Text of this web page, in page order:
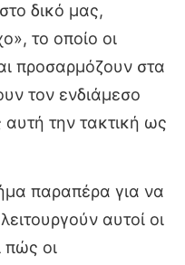
δικό μας,
το οποίο οι
προσαρμόζουν στα
τον ενδιάμεσο
την τακτική ως
παραπέρα για να
αυτοί οι
πώς οι